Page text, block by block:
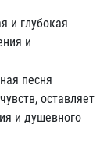
и глубокая
и
песня
оставляет
и душевного